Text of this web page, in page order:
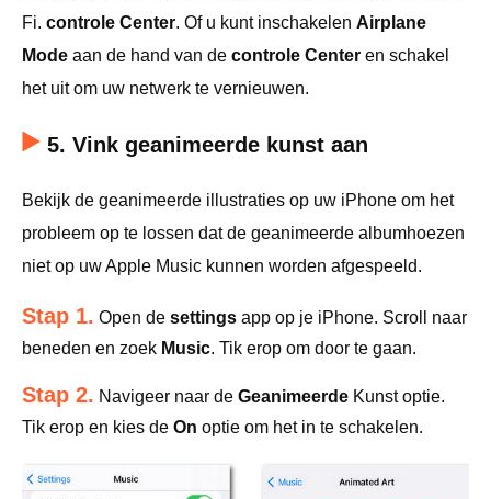
Fi. controle Center. Of u kunt inschakelen Airplane
Mode aan de hand van de controle Center en schakel
het uit om uw netwerk te vernieuwen.
5. Vink geanimeerde kunst aan
Bekijk de geanimeerde illustraties op uw iPhone om het
probleem op te lossen dat de geanimeerde albumhoezen
niet op uw Apple Music kunnen worden afgespeeld.
Stap 1. Open de settings app op je iPhone. Scroll naar
beneden en zoek Music. Tik erop om door te gaan.
Stap 2. Navigeer naar de Geanimeerde Kunst optie.
Tik erop en kies de On optie om het in te schakelen.